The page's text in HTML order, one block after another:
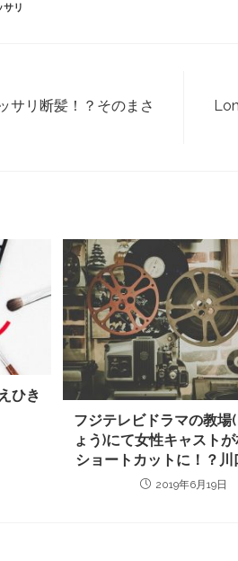
サリ
サリ断髪！？そのまさ
ひき
フジテレビドラマの教場
ょう)にて女性キャスト
ショートカットに！？川
2019年6月19日